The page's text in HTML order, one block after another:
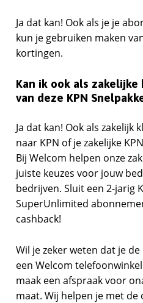
Ja dat kan! Ook als je je
kun je gebruiken maken
kortingen.
Kan ik ook als
van deze KPN
Ja dat kan! Ook als zakelijk
naar KPN of je zakelijke
Bij Welcom helpen onze
juiste keuzes voor jouw
bedrijven. Sluit een 2-jarig
SuperUnlimited
cashback!
Wil je zeker weten dat je
een Welcom
maak een afspraak voor
maat. Wij helpen je met